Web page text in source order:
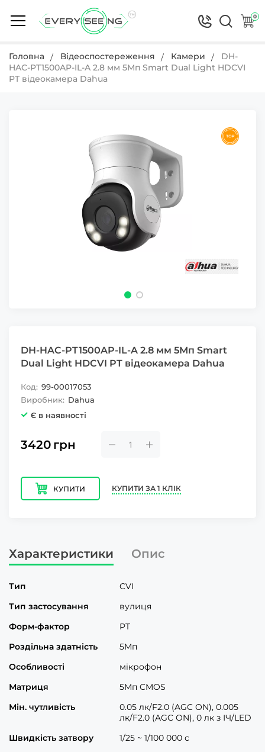
0
Головна Відеоспостереження Камери
DH-
HAC-PT1500AP-IL-A 2.8 мм 5Мп Smart Dual Light HDCVI
PT відеокамера Dahua
DH-HAC-PT1500AP-IL-A 2.8 мм 5Мп Smart
Dual Light HDCVI PT відеокамера Dahua
Код: 99-00017053
Виробник: Dahua
Є в наявності
3420 грн
КУПИТИ КУПИТИ ЗА 1 КЛІК
Характеристики Опис
Тип
CVI
Тип застосування
вулиця
Форм-фактор
PT
Роздільна здатність
5Мп
Особливості
мікрофон
Матриця
5Мп CMOS
Мін. чутливість
0.05 лк/F2.0 (AGC ON), 0.005
лк/F2.0 (AGC ON), 0 лк з ІЧ/LED
Швидкість затвору
1/25 ~ 1/100 000 с